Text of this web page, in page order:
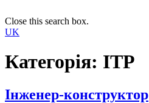
Close this search box.
UK
Категорія: ІТР
Інженер-конструктор